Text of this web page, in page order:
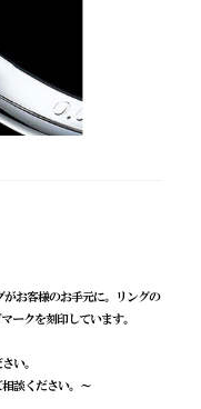
お客様のお手元に。 リングの
ークを刻印しています。
い。
談ください。～